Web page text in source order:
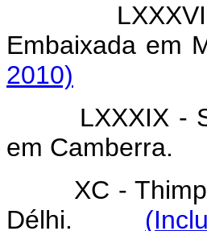
Embaixada em
2010)
LXXXIX -
em Camberra.
XC -
Délhi.